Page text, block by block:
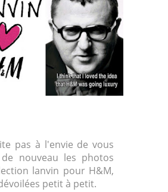
pas à l'envie de vous
nouveau les photos
lanvin pour H&M,
petit à petit.